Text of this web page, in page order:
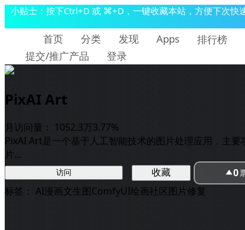
小贴士：按下Ctrl+D 或 ⌘+D，一键收藏本站，方便下次快
首页 分类 发现 Apps 排行榜
提交/推广产品 登录
PixAI Art
月访问量： 1052.3万3.77%
PixAI Art是一个基于人工智能技术的图片处理应用，主
片...
访问 收藏 0
标签： AI漫画文生图ComfyUI绘画社区图片修复